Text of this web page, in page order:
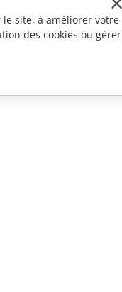
site, à améliorer votre
des cookies ou gérer